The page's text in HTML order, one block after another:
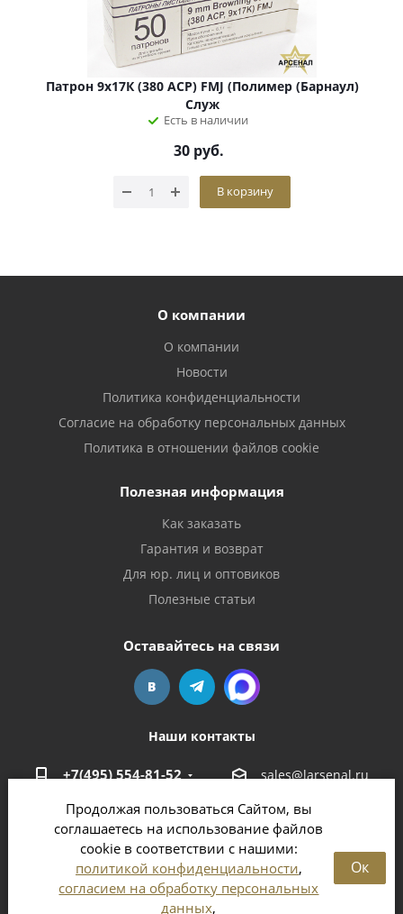
Продолжая пользоваться Сайтом, вы
соглашаетесь на использование файлов
cookie в соответствии с нашими:
политикой конфиденциальности,
согласием на обработку персональных
данных,
Ок
Патрон 9х17К (380 АСР) FMJ (Полимер (Барнаул)
Служ
Есть в наличии
30 руб.
В корзину
О компании
О компании
Новости
Политика конфиденциальности
Согласие на обработку персональных данных
Политика в отношении файлов cookie
Полезная информация
Как заказать
Гарантия и возврат
Для юр. лиц и оптовиков
Полезные статьи
Оставайтесь на связи
Наши контакты
+7(495) 554-81-52 sales@larsenal.ru
Московская область,
г. Люберцы,
ул. Хлебозаводская, 8 Б